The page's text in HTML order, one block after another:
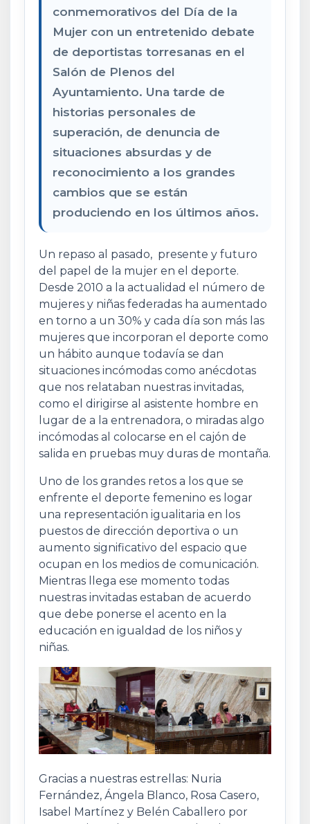
conmemorativos del Día de la
Mujer con un entretenido debate
de deportistas torresanas en el
Salón de Plenos del
Ayuntamiento. Una tarde de
historias personales de
superación, de denuncia de
situaciones absurdas y de
reconocimiento a los grandes
cambios que se están
produciendo en los últimos años.
Un repaso al pasado, presente y futuro
del papel de la mujer en el deporte.
Desde 2010 a la actualidad el número de
mujeres y niñas federadas ha aumentado
en torno a un 30% y cada día son más las
mujeres que incorporan el deporte como
un hábito aunque todavía se dan
situaciones incómodas como anécdotas
que nos relataban nuestras invitadas,
como el dirigirse al asistente hombre en
lugar de a la entrenadora, o miradas algo
incómodas al colocarse en el cajón de
salida en pruebas muy duras de montaña.
Uno de los grandes retos a los que se
enfrente el deporte femenino es logar
una representación igualitaria en los
puestos de dirección deportiva o un
aumento significativo del espacio que
ocupan en los medios de comunicación.
Mientras llega ese momento todas
nuestras invitadas estaban de acuerdo
que debe ponerse el acento en la
educación en igualdad de los niños y
niñas.
Gracias a nuestras estrellas: Nuria
Fernández, Ángela Blanco, Rosa Casero,
Isabel Martínez y Belén Caballero por